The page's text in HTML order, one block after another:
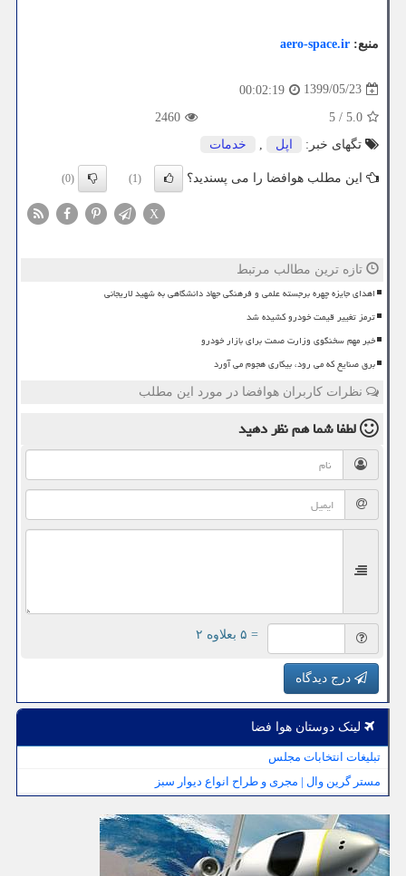
منبع: aero-space.ir
1399/05/23
00:02:19
5.0
/
5
2460
تگهای خبر:
اپل , خدمات
این مطلب هوافضا را می پسندید؟ (1)
(0)
X
تازه ترین مطالب مرتبط
اهدای جایزه چهره برجسته علمی و فرهنگی جهاد دانشگاهی به شهید لاریجانی
ترمز تغییر قیمت خودرو کشیده شد
خبر مهم سخنگوی وزارت صمت برای بازار خودرو
برق صنایع که می رود، بیکاری هجوم می آورد
نظرات کاربران هوافضا در مورد این مطلب
لطفا شما همنظر دهید
= ۵ بعلاوه ۲
درج دیدگاه
لینک دوستان هوا فضا
تبلیغات انتخابات مجلس
مستر گرین وال | مجری و طراح انواع دیوار سبز